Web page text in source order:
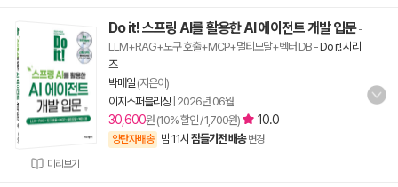
미리보기
Do it! 스프링 AI를 활용한 AI 에이전트 개발 입문-
LLM+RAG+도구 호출+MCP+멀티모달+벡터 DB -Do it! 시리
즈
박매일 (지은이)
이지스퍼블리싱 2026년 06월
30,600원 (10% 할인 / 1,700원) 10.0
양탄자배송 밤 11시 잠들기전 배송 변경